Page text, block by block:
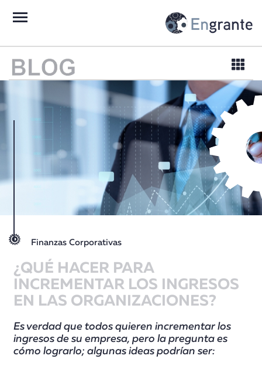
Asesoría laboral
Finanzas Corporativas
Finanzas Corporativas
¿QUÉ HACER PARA
INCREMENTAR LOS INGRESOS
EN LAS ORGANIZACIONES?
Es verdad que todos quieren incrementar los
ingresos de su empresa, pero la pregunta es
cómo lograrlo; algunas ideas podrían ser: